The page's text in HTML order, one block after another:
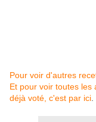
Pour voir d'autres
Et pour voir toutes les
déjà voté, c'est par ici